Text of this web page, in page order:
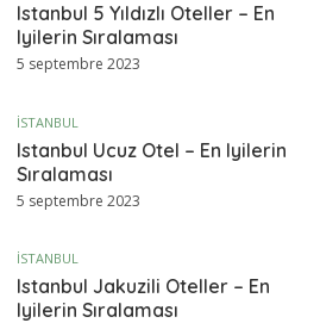
Istanbul 5 Yıldızlı Oteller – En
Iyilerin Sıralaması
5 septembre 2023
İSTANBUL
Istanbul Ucuz Otel – En Iyilerin
Sıralaması
5 septembre 2023
İSTANBUL
Istanbul Jakuzili Oteller – En
Iyilerin Sıralaması